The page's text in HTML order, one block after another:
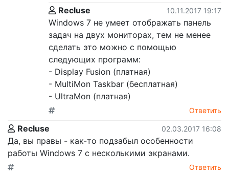
Recluse 10.11.2017 19:17
Windows 7 не умеет отображать панель
задач на двух мониторах, тем не менее
сделать это можно с помощью
следующих программ:
- Display Fusion (платная)
- MultiMon Taskbar (бесплатная)
- UltraMon (платная)
Ответить
Recluse 02.03.2017 16:08
Да, вы правы - как-то подзабыл особенности
работы Windows 7 с несколькими экранами.
Ответить